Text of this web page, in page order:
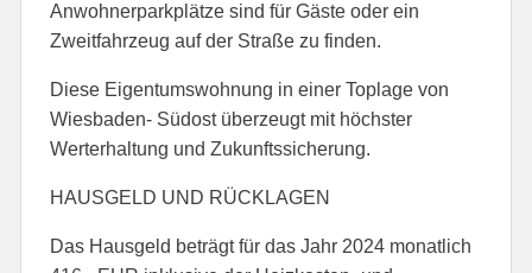
Anwohnerparkplätze sind für Gäste oder ein
Zweitfahrzeug auf der Straße zu finden.
Diese Eigentumswohnung in einer Toplage von
Wiesbaden- Südost überzeugt mit höchster
Werterhaltung und Zukunftssicherung.
HAUSGELD UND RÜCKLAGEN
Das Hausgeld beträgt für das Jahr 2024 monatlich